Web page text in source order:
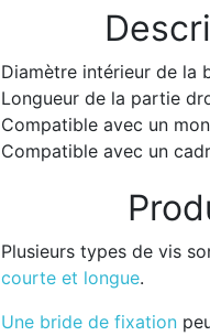
Diamètre intérieur de la
Longueur de la partie
Compatible avec un
Compatible avec un
Plusieurs types de vis
courte et longue.
Une bride de fixation